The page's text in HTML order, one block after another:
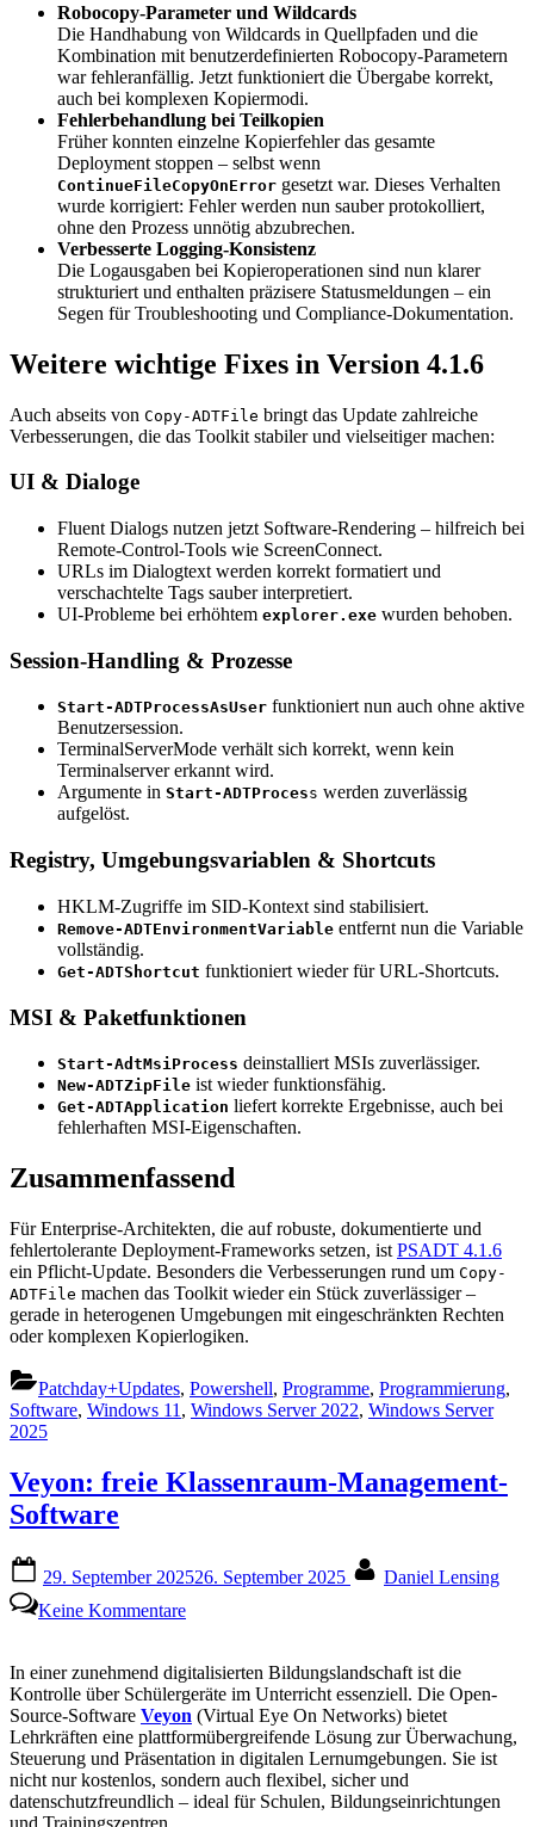
Robocopy-Parameter und Wildcards
Die Handhabung von Wildcards in Quellpfaden und die
Kombination mit benutzerdefinierten Robocopy-Parametern
war fehleranfällig. Jetzt funktioniert die Übergabe korrekt,
auch bei komplexen Kopiermodi.
Fehlerbehandlung bei Teilkopien
Früher konnten einzelne Kopierfehler das gesamte
Deployment stoppen – selbst wenn
ContinueFileCopyOnError gesetzt war. Dieses Verhalten
wurde korrigiert: Fehler werden nun sauber protokolliert,
ohne den Prozess unnötig abzubrechen.
Verbesserte Logging-Konsistenz
Die Logausgaben bei Kopieroperationen sind nun klarer
strukturiert und enthalten präzisere Statusmeldungen – ein
Segen für Troubleshooting und Compliance-Dokumentation.
Weitere wichtige Fixes in Version 4.1.6
Auch abseits von Copy-ADTFile bringt das Update zahlreiche
Verbesserungen, die das Toolkit stabiler und vielseitiger machen:
UI & Dialoge
Fluent Dialogs nutzen jetzt Software-Rendering – hilfreich bei
Remote-Control-Tools wie ScreenConnect.
URLs im Dialogtext werden korrekt formatiert und
verschachtelte Tags sauber interpretiert.
UI-Probleme bei erhöhtem explorer.exe wurden behoben.
Session-Handling & Prozesse
Start-ADTProcessAsUser funktioniert nun auch ohne aktive
Benutzersession.
TerminalServerMode verhält sich korrekt, wenn kein
Terminalserver erkannt wird.
Argumente in Start-ADTProcess werden zuverlässig
aufgelöst.
Registry, Umgebungsvariablen & Shortcuts
HKLM-Zugriffe im SID-Kontext sind stabilisiert.
Remove-ADTEnvironmentVariable entfernt nun die Variable
vollständig.
Get-ADTShortcut funktioniert wieder für URL-Shortcuts.
MSI & Paketfunktionen
Start-AdtMsiProcess deinstalliert MSIs zuverlässiger.
New-ADTZipFile ist wieder funktionsfähig.
Get-ADTApplication liefert korrekte Ergebnisse, auch bei
fehlerhaften MSI-Eigenschaften.
Zusammenfassend
Für Enterprise-Architekten, die auf robuste, dokumentierte und
fehlertolerante Deployment-Frameworks setzen, ist PSADT 4.1.6
ein Pflicht-Update. Besonders die Verbesserungen rund um Copy-
ADTFile machen das Toolkit wieder ein Stück zuverlässiger –
gerade in heterogenen Umgebungen mit eingeschränkten Rechten
oder komplexen Kopierlogiken.
Patchday+Updates, Powershell, Programme, Programmierung,
Software, Windows 11 , Windows Server 2022, Windows Server
2025
Veyon: freie Klassenraum-Management-
Software
on
29. September 202526. September 2025
Daniel Lensing
Keine KommentareVeyon:
Klassenraum-
Management-
Software
In einer zunehmend digitalisierten Bildungslandschaft ist die
Kontrolle über Schülergeräte im Unterricht essenziell. Die Open-
Source-Software Veyon (Virtual Eye On Networks) bietet
Lehrkräften eine plattformübergreifende Lösung zur Überwachung,
Steuerung und Präsentation in digitalen Lernumgebungen. Sie ist
nicht nur kostenlos, sondern auch flexibel, sicher und
datenschutzfreundlich – ideal für Schulen, Bildungseinrichtungen
und Trainingszentren.